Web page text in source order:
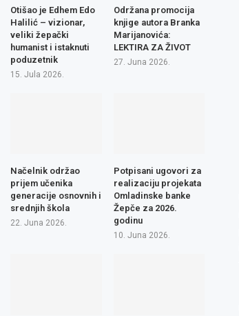
Otišao je Edhem Edo
Halilić – vizionar,
veliki žepački
humanist i istaknuti
poduzetnik
15. Jula 2026.
Održana promocija
knjige autora Branka
Marijanovića:
LEKTIRA ZA ŽIVOT
27. Juna 2026.
Načelnik održao
prijem učenika
generacije osnovnih i
srednjih škola
22. Juna 2026.
Potpisani ugovori za
realizaciju projekata
Omladinske banke
Žepče za 2026.
godinu
10. Juna 2026.